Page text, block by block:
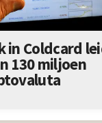
in Coldcard
130 miljoen